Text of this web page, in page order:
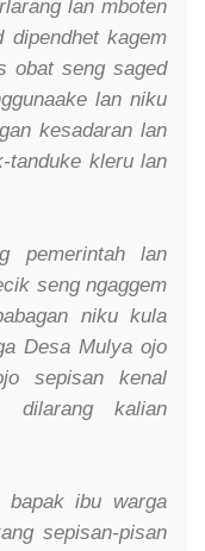
lan mboten
dipendhet kagem
obat seng saged
lan niku
kesadaran lan
tanduke kleru lan
pemerintah lan
seng ngaggem
niku kula
Desa Mulya ojo
sepisan kenal
dilarang kalian
ibu warga
sepisan-pisan